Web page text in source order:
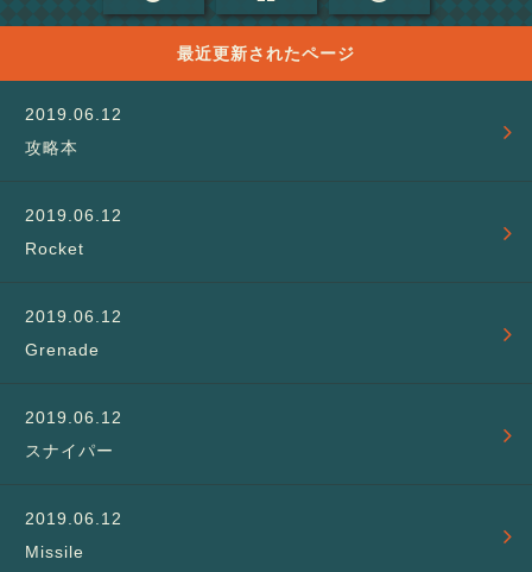
最近更新されたページ
攻略本
Rocket
Grenade
スナイパー
Missile